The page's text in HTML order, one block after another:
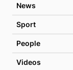
News
Sport
People
Videos